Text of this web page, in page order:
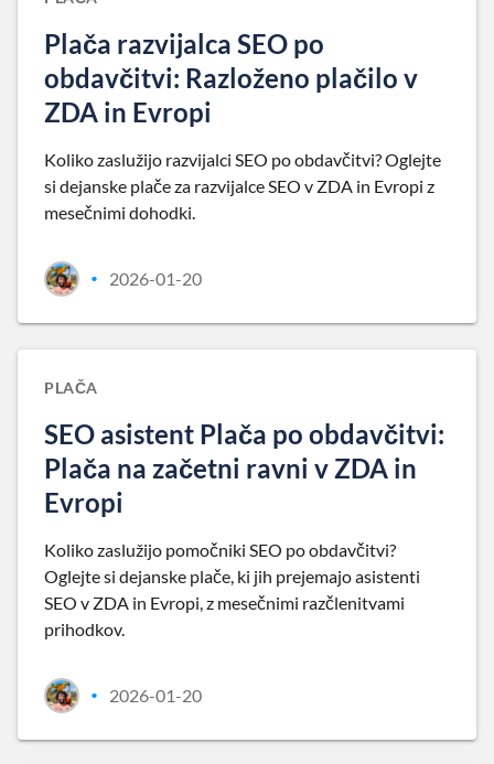
Plača razvijalca SEO po
obdavčitvi: Razloženo plačilo v
ZDA in Evropi
Koliko zaslužijo razvijalci SEO po obdavčitvi? Oglejte
si dejanske plače za razvijalce SEO v ZDA in Evropi z
mesečnimi dohodki.
• 2026-01-20
PLAČA
SEO asistent Plača po obdavčitvi:
Plača na začetni ravni v ZDA in
Evropi
Koliko zaslužijo pomočniki SEO po obdavčitvi?
Oglejte si dejanske plače, ki jih prejemajo asistenti
SEO v ZDA in Evropi, z mesečnimi razčlenitvami
prihodkov.
• 2026-01-20